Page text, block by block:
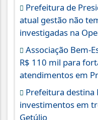
Prefeitura de
atual gestão não
investigadas na
Associação Bem-
R$ 110 mil para
atendimentos em
Prefeitura destina
investimentos em
Getúlio